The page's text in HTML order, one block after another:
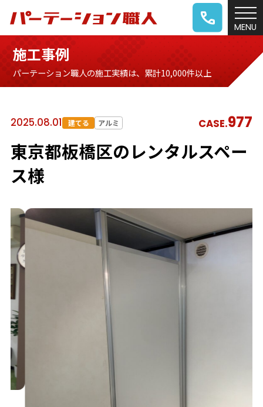
施工事例
パーテーション職人の施工実績は、累計10,000件以上
2025.08.01 建てる アルミ CASE.977
東京都板橋区のレンタルスペー
ス様